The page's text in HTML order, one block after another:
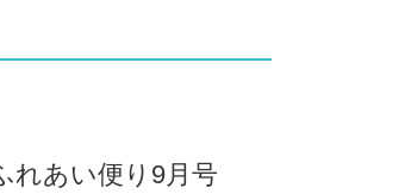
れあい便り9月号